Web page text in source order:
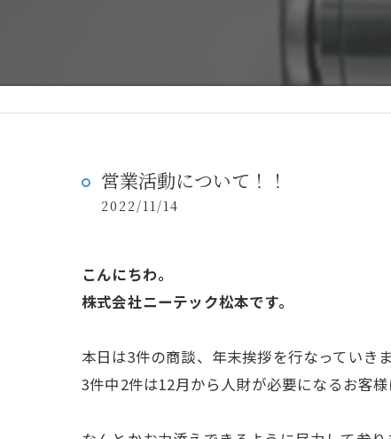
営業活動について！！
2022/11/14
こんにちわ。
株式会社ニーテック松本です。
本日は3件の商談、年末挨拶を行なっていきま
3件中2件は12月から人財が必要になるお客